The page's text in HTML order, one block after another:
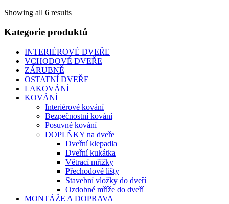
Showing all 6 results
Kategorie produktů
INTERIÉROVÉ DVEŘE
VCHODOVÉ DVEŘE
ZÁRUBNĚ
OSTATNÍ DVEŘE
LAKOVÁNÍ
KOVÁNÍ
Interiérové kování
Bezpečnostní kování
Posuvné kování
DOPLŇKY na dveře
Dveřní klepadla
Dveřní kukátka
Větrací mřížky
Přechodové lišty
Stavební vložky do dveří
Ozdobné mříže do dveří
MONTÁŽE A DOPRAVA